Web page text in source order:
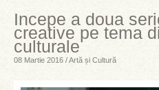
Incepe a doua
creative pe tema
culturale
08 Martie 2016 / Artă și Cultură